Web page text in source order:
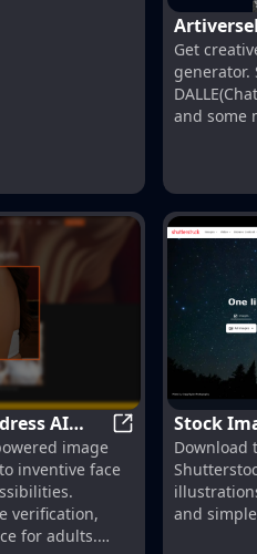
Without Losing Quality!
Get
and some
Images Now! | AI Generator
AI
Grey Secret
image
inventive face
verification,
for adults.
Stock
Video,
Download
and